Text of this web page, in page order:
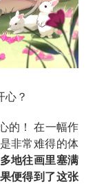
心？
的！ 在一幅作
非常难得的体
地往画里塞满
便得到了这张